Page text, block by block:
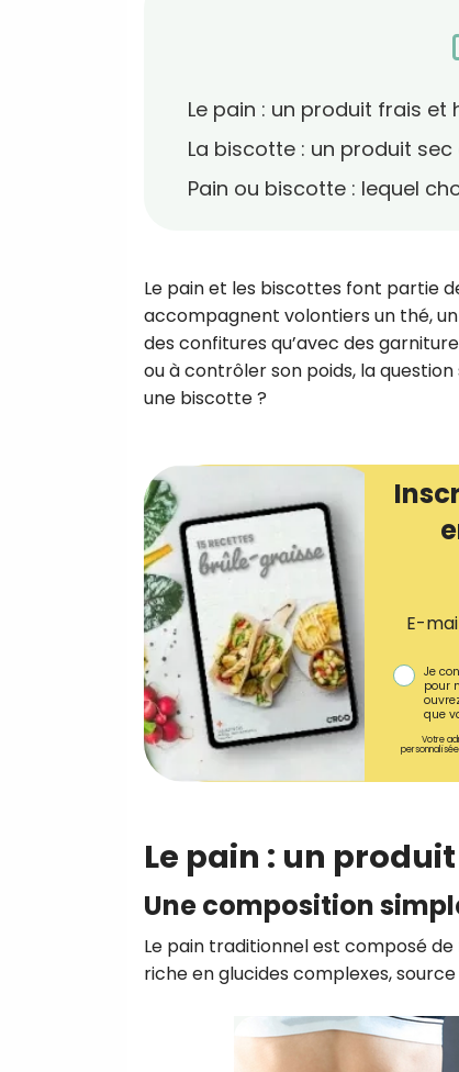
Le pain : un produit frais et
La biscotte : un produit
Pain ou biscotte : lequel
Le pain et les biscottes font partie
accompagnent volontiers un thé,
des confitures qu’avec des
ou à contrôler son poids, la
une biscotte ?
E-
Je
pour
que
Votre
Le pain : un
Une composition
Le pain traditionnel est composé de
riche en glucides complexes,